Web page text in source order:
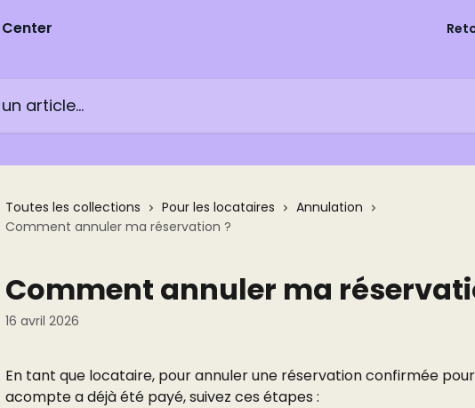
Toutes les collections Pour les locataires
Annulation
Comment annuler ma réservation ?
Comment annuler ma
16 avril 2026
En tant que locataire, pour annuler une réservation confirmée
acompte a déjà été payé, suivez ces étapes :